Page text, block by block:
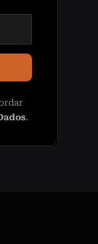
.